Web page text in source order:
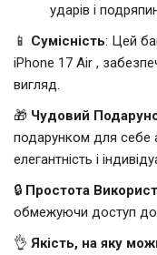
ударів і
📱 Сумісність: Цей
iPhone 17 Air ,
вигляд.
🎁 Чудовий
подарунком для себе
елегантність і
🔒 Простота
обмежуючи доступ до
👌 Якість, на яку